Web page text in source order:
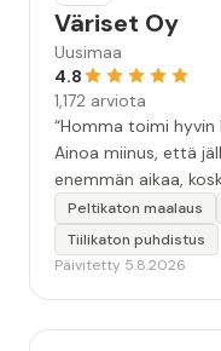
Väriset Oy
Uusimaa
4.8
1,172 arviota
“Homma toimi
Ainoa miinus, että
enemmän aikaa,
maalitipat löytyy
Peltikaton maalaus
Tiilikaton puhdistus
Päivitetty 5.8.2026